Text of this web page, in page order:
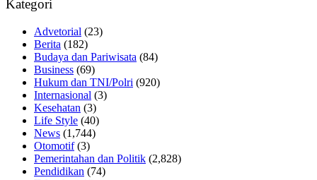
Kategori
Advetorial (23)
Berita (182)
Budaya dan Pariwisata (84)
Business (69)
Hukum dan TNI/Polri (920)
Internasional (3)
Kesehatan (3)
Life Style (40)
News (1,744)
Otomotif(3)
Pemerintahan dan Politik (2,828)
Pendidikan (74)